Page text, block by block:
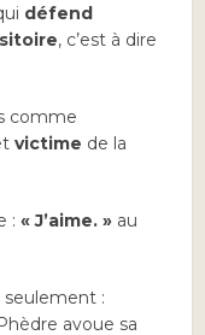
défend
, c’est à dire
comme
victime de la
:« J’aime. » au
seulement :
avoue sa